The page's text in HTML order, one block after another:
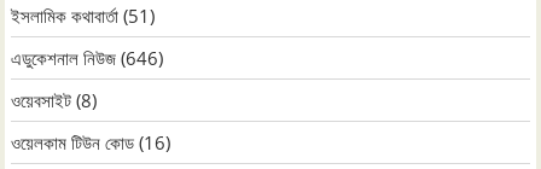
ইসলামিক কথাবার্তা (51)
এডুকেশনাল নিউজ (646)
ওয়েবসাইট (8)
ওয়েলকাম টিউন কোড (16)